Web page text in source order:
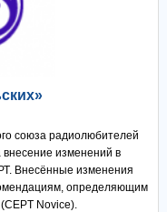
союза радиолюбителей
внесение изменений в
Внесённые изменения
определяющим
Novice).